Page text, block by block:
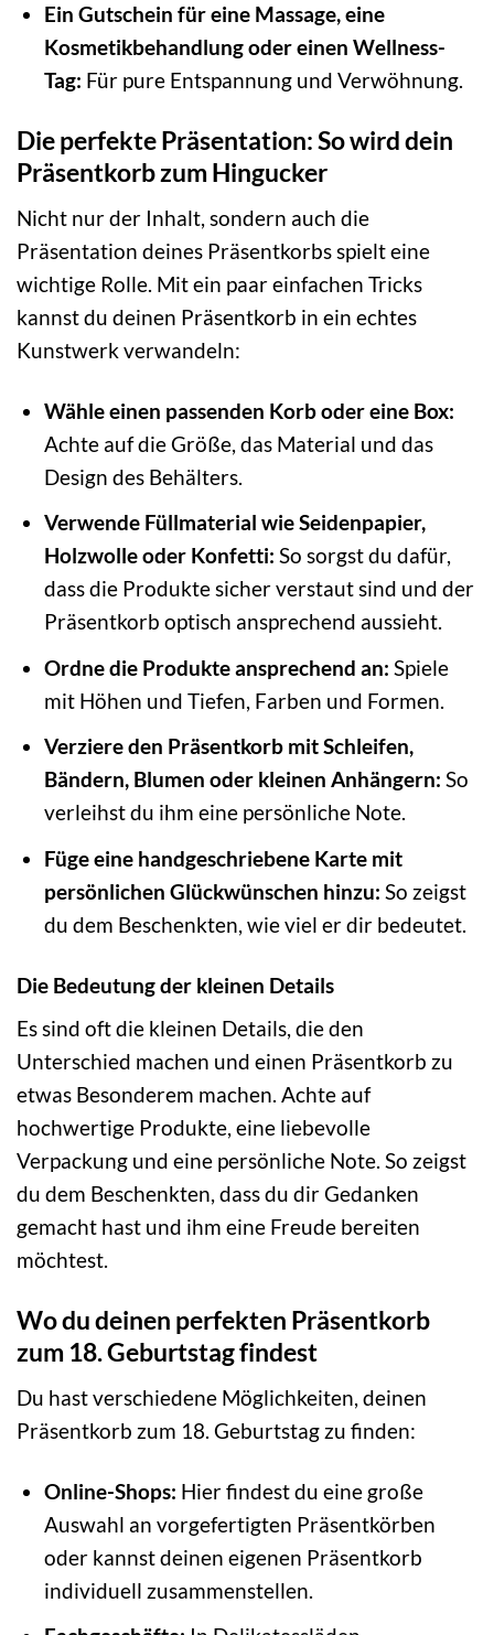
Ein Gutschein für eine Massage, eine
Kosmetikbehandlung oder einen Wellness-
Tag: Für pure Entspannung und Verwöhnung.
Die perfekte Präsentation: So wird dein
Präsentkorb zum Hingucker
Nicht nur der Inhalt, sondern auch die
Präsentation deines Präsentkorbs spielt eine
wichtige Rolle. Mit ein paar einfachen Tricks
kannst du deinen Präsentkorb in ein echtes
Kunstwerk verwandeln:
Wähle einen passenden Korb oder eine Box:
Achte auf die Größe, das Material und das
Design des Behälters.
Verwende Füllmaterial wie Seidenpapier,
Holzwolle oder Konfetti: So sorgst du dafür,
dass die Produkte sicher verstaut sind und der
Präsentkorb optisch ansprechend aussieht.
Ordne die Produkte ansprechend an: Spiele
mit Höhen und Tiefen, Farben und Formen.
Verziere den Präsentkorb mit Schleifen,
Bändern, Blumen oder kleinen Anhängern: So
verleihst du ihm eine persönliche Note.
Füge eine handgeschriebene Karte mit
persönlichen Glückwünschen hinzu: So zeigst
du dem Beschenkten, wie viel er dir bedeutet.
Die Bedeutung der kleinen Details
Es sind oft die kleinen Details, die den
Unterschied machen und einen Präsentkorb zu
etwas Besonderem machen. Achte auf
hochwertige Produkte, eine liebevolle
Verpackung und eine persönliche Note. So zeigst
du dem Beschenkten, dass du dir Gedanken
gemacht hast und ihm eine Freude bereiten
möchtest.
Wo du deinen perfekten Präsentkorb
zum 18. Geburtstag findest
Du hast verschiedene Möglichkeiten, deinen
Präsentkorb zum 18. Geburtstag zu finden:
Online-Shops: Hier findest du eine große
Auswahl an vorgefertigten Präsentkörben
oder kannst deinen eigenen Präsentkorb
individuell zusammenstellen.